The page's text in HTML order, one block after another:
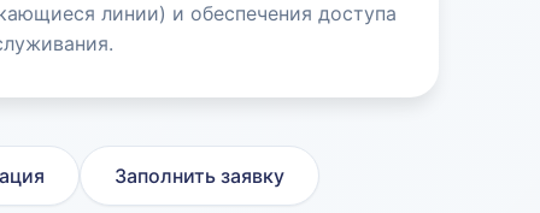
линии) и обеспечения доступа
Заполнить заявку